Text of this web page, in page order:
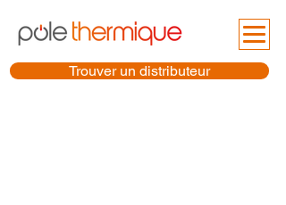
Trouver un distributeur